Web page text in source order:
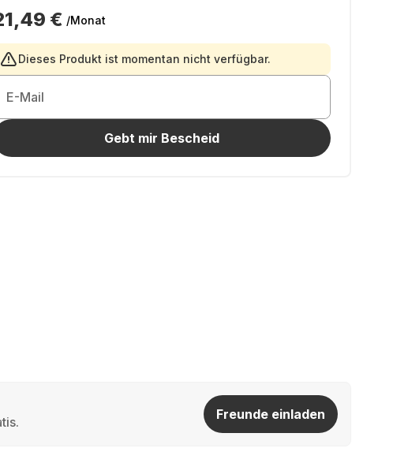
€ /Monat
Dieses Produkt ist momentan nicht verfügbar.
E-Mail
Gebt mir Bescheid
Freunde einladen